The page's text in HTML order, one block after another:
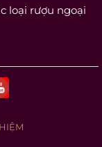
loại rượu ngoại